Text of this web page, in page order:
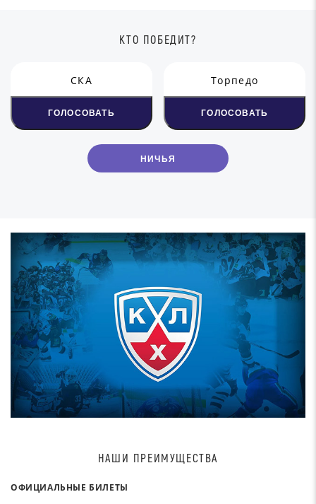
КТО ПОБЕДИТ?
СКА
ГОЛОСОВАТЬ
НИЧЬЯ
Торпедо
ГОЛОСОВАТЬ
НАШИ ПРЕИМУЩЕСТВА
ОФИЦИАЛЬНЫЕ БИЛЕТЫ